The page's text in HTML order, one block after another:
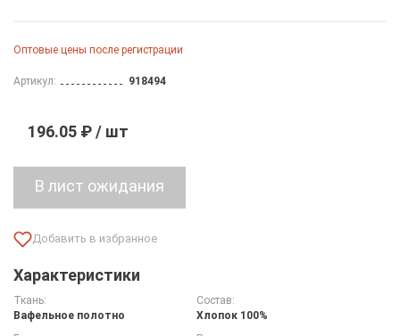
Оптовые цены после регистрации
Артикул: 918494
196.05 ₽ / шт
Характеристики
Ткань:
Вафельное полотно
Состав:
Хлопок 100%